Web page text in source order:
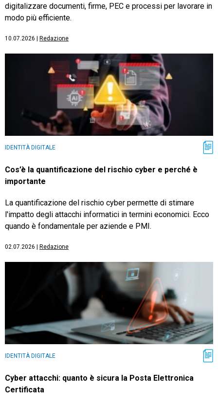
digitalizzare documenti, firme, PEC e processi per lavorare in
modo più efficiente.
10.07.2026 Redazione
IDENTITÀ DIGITALE
Cos’è la quantificazione del rischio cyber e perché è
importante
La quantificazione del rischio cyber permette di stimare
l'impatto degli attacchi informatici in termini economici. Ecco
quando è fondamentale per aziende e PMI.
02.07.2026 Redazione
IDENTITÀ DIGITALE
Cyber attacchi: quanto è sicura la Posta Elettronica
Certificata